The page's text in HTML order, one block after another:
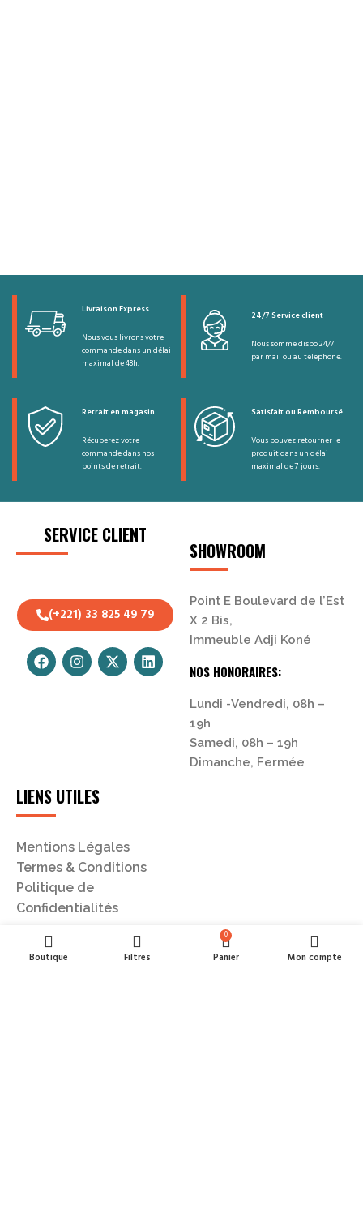
Livraison Express
Nous vous livrons votre
commande dans un délai
maximal de 48h.
24/7 Service client
Nous somme dispo 24/7
par mail ou au telephone.
Retrait en magasin
Récuperez votre
commande dans nos
points de retrait.
Satisfait ou Remboursé
Vous pouvez retourner le
produit dans un délai
maximal de 7 jours.
SERVICE CLIENT
(+221) 33 825 49 79
SHOWROOM
Point E Boulevard de l’Est
X 2 Bis,
Immeuble Adji Koné
NOS HONORAIRES:
Lundi -Vendredi, 08h –
19h
Samedi, 08h – 19h
Dimanche, Fermée
LIENS UTILES
Mentions Légales
Termes & Conditions
Politique de
Confidentialités
Recevez nos dernières nouveautés
Boutique Filtres
0
Panier Mon compte